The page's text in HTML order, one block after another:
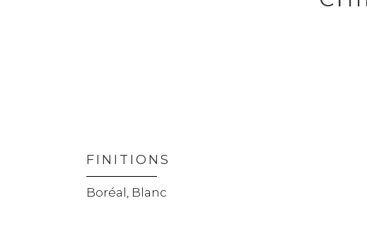
FINITIONS
Boréal, Blanc